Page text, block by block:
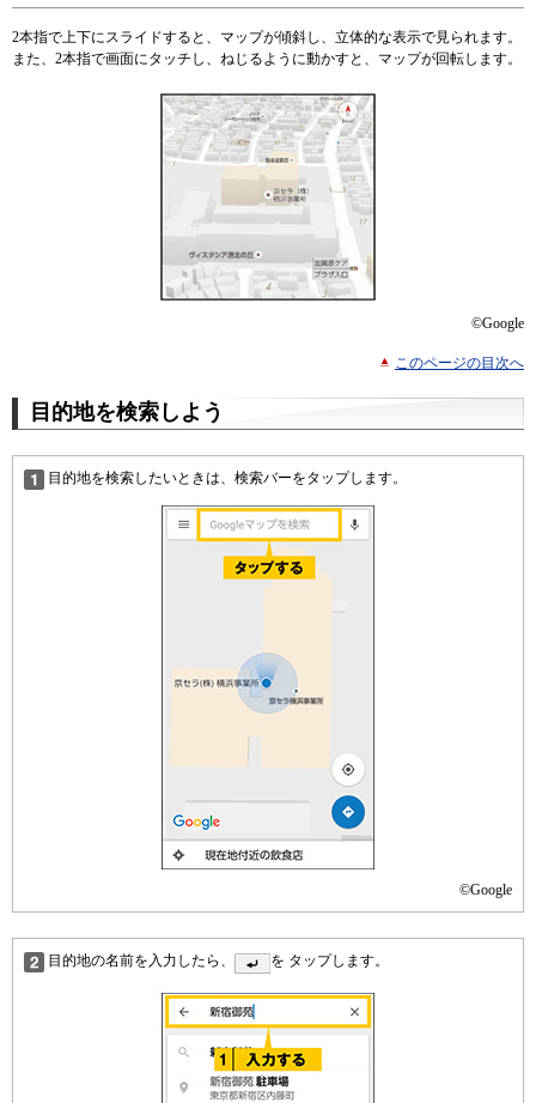
2本指で上下にスライドすると、マップが傾斜し、立体的な表示で見られます。
また、2本指で画面にタッチし、ねじるように動かすと、マップが回転します。
©Google
このページの目次へ
目的地を検索しよう
目的地を検索したいときは、検索バーをタップします。
©Google
目的地の名前を入力したら、 を タップします。